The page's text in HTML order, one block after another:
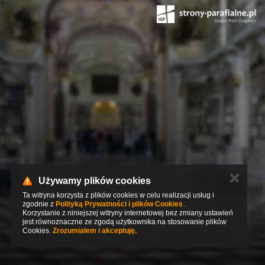
Używamy plików cookies
Ta witryna korzysta z plików cookies w celu realizacji usług i
zgodnie z Polityką Prywatności i plików Cookies .
Korzystanie z niniejszej witryny internetowej bez zmiany ustawień
jest równoznaczne ze zgodą użytkownika na stosowanie plików
Cookies. Zrozumiałem i akceptuję.
✕